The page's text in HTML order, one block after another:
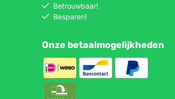
Betrouwbaar!
Besparen!
Onze betaalmogelijkheden